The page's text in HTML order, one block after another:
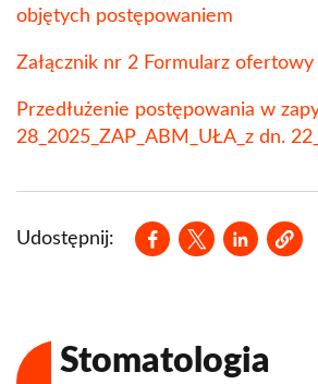
objętych postępowaniem
Załącznik nr 2 Formularz ofertowy
Przedłużenie postępowania w
28_2025_ZAP_ABM_UŁA_z dn.
Udostępnij:
Opens in a new
Opens in a
Opens
Stomatologia